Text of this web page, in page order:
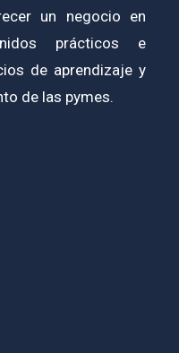
un negocio en
prácticos e
de aprendizaje y
de las pymes.